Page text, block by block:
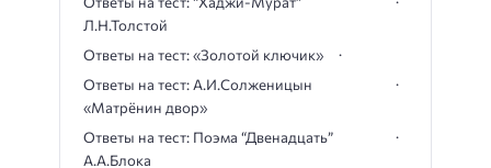
Л.Н.Толстой
Ответы на тест: «Золотой ключик»
Ответы на тест: А.И.Солженицын
«Матрёнин двор»
Ответы на тест: Поэма “Двенадцать”
А.А.Блока